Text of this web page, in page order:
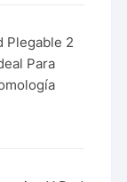
Plegable 2
Para